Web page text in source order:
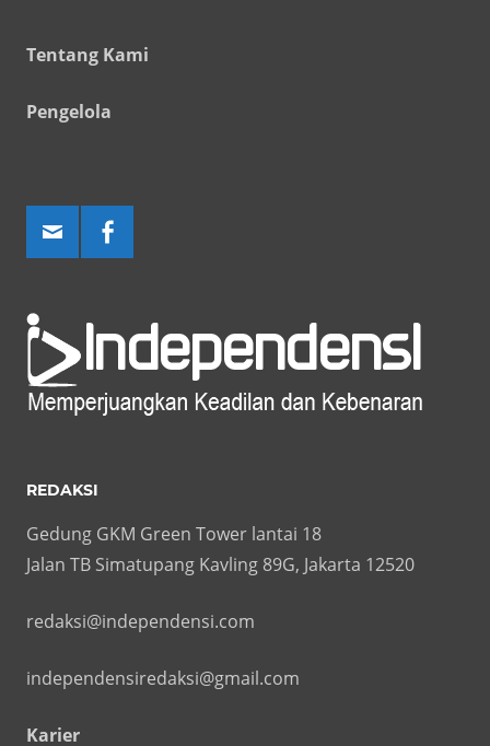
Tentang Kami
Pengelola
REDAKSI
Gedung GKM Green Tower lantai 18
Jalan TB Simatupang Kavling 89G, Jakarta 12520
redaksi@independensi.com
independensiredaksi@gmail.com
Karier